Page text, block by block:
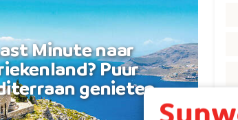
Minute naar
Puur
genieten